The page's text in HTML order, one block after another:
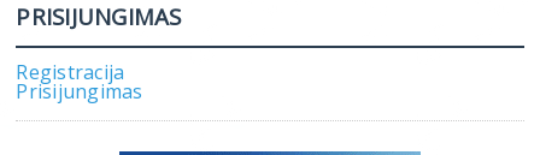
PRISIJUNGIMAS
Registracija
Prisijungimas